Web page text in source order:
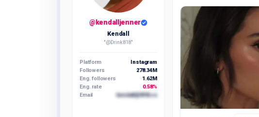
@kendalljenner
Kendall
"@Drink818"
Platform
Instagram
Followers
278.34M
Eng. followers
1.62M
Eng. rate
0.58%
Email
kendall@818.co